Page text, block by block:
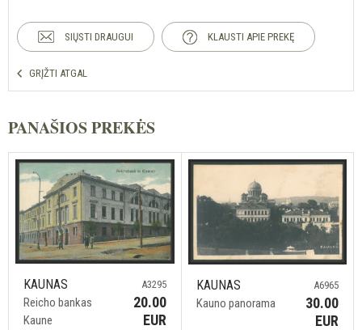
SIŲSTI DRAUGUI KLAUSTI APIE PREKĘ
GRĮŽTI ATGAL
PANAŠIOS PREKĖS
KAUNAS
Reicho bankas
Kaune
A3295
20.00
EUR
KAUNAS
Kauno panorama
A6965
30.00
EUR